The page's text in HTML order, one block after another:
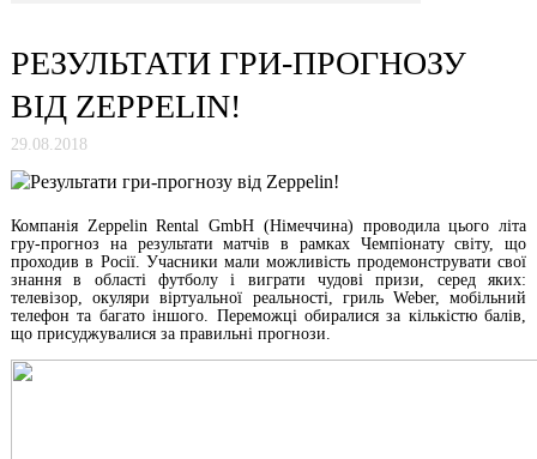
РЕЗУЛЬТАТИ ГРИ-ПРОГНОЗУ
ВІД ZEPPELIN!
29.08.2018
Компанія Zeppelin Rental GmbH (Німеччина) проводила цього літа
гру-прогноз на результати матчів в рамках Чемпіонату світу, що
проходив в Росії. Учасники мали можливість продемонструвати свої
знання в області футболу і виграти чудові призи, серед яких:
телевізор, окуляри віртуальної реальності, гриль Weber, мобільний
телефон та багато іншого. Переможці обиралися за кількістю балів,
що присуджувалися за правильні прогнози.